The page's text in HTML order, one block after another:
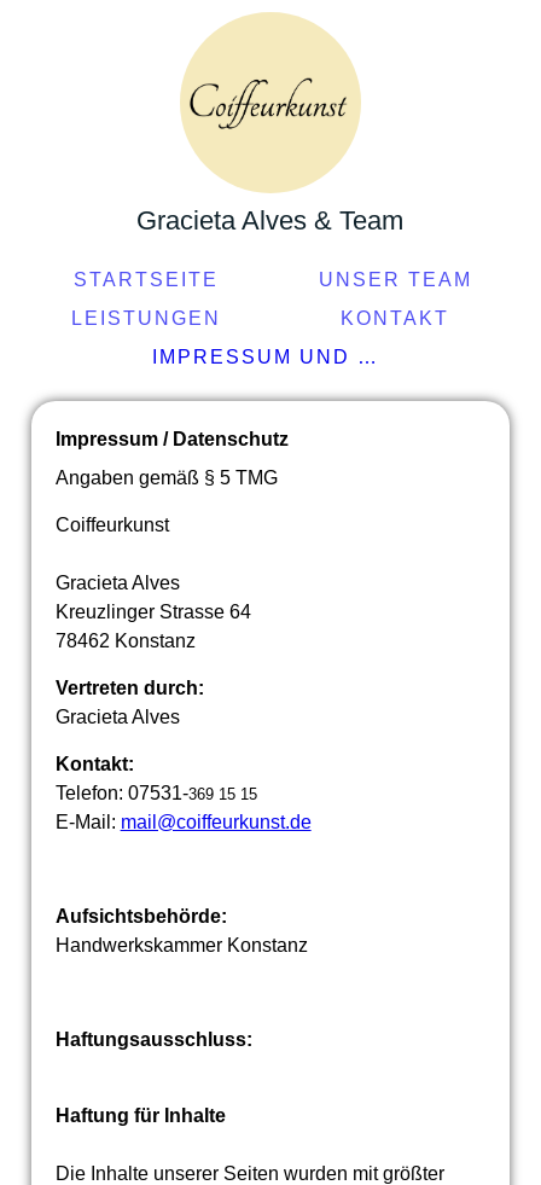
Gracieta Alves & Team
STARTSEITE
UNSER TEAM
LEISTUNGEN
KONTAKT
IMPRESSUM UND DATENSCHUTZ
Impressum / Datenschutz
Angaben gemäß § 5 TMG
Coiffeurkunst
Gracieta Alves
Kreuzlinger Strasse 64
78462 Konstanz
Vertreten durch:
Gracieta Alves
Kontakt:
Telefon: 07531-369 15 15
E-Mail: mail@coiffeurkunst.de
Aufsichtsbehörde:
Handwerkskammer Konstanz
Haftungsausschluss:
Haftung für Inhalte
Die Inhalte unserer Seiten wurden mit größter